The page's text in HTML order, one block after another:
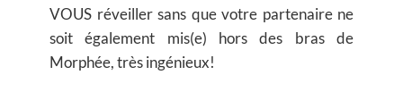
VOUS réveiller sans que votre partenaire ne
soit également mis(e) hors des bras de
Morphée, très ingénieux!